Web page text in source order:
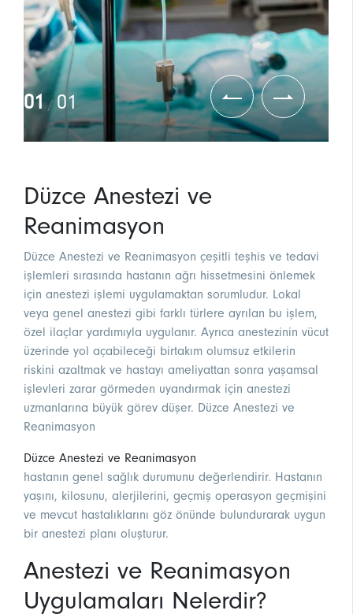
01/ 01
Düzce Anestezi ve
Reanimasyon
Düzce Anestezi ve Reanimasyon çeşitli teşhis ve tedavi
işlemleri sırasında hastanın ağrı hissetmesini önlemek
için anestezi işlemi uygulamaktan sorumludur. Lokal
veya genel anestezi gibi farklı türlere ayrılan bu işlem,
özel ilaçlar yardımıyla uygulanır. Ayrıca anestezinin vücut
üzerinde yol açabileceği birtakım olumsuz etkilerin
riskini azaltmak ve hastayı ameliyattan sonra yaşamsal
işlevleri zarar görmeden uyandırmak için anestezi
uzmanlarına büyük görev düşer. Düzce Anestezi ve
Reanimasyon
Düzce Anestezi ve Reanimasyon
hastanın genel sağlık durumunu değerlendirir. Hastanın
yaşını, kilosunu, alerjilerini, geçmiş operasyon geçmişini
ve mevcut hastalıklarını göz önünde bulundurarak uygun
bir anestezi planı oluşturur.
Anestezi ve Reanimasyon
Uygulamaları Nelerdir?